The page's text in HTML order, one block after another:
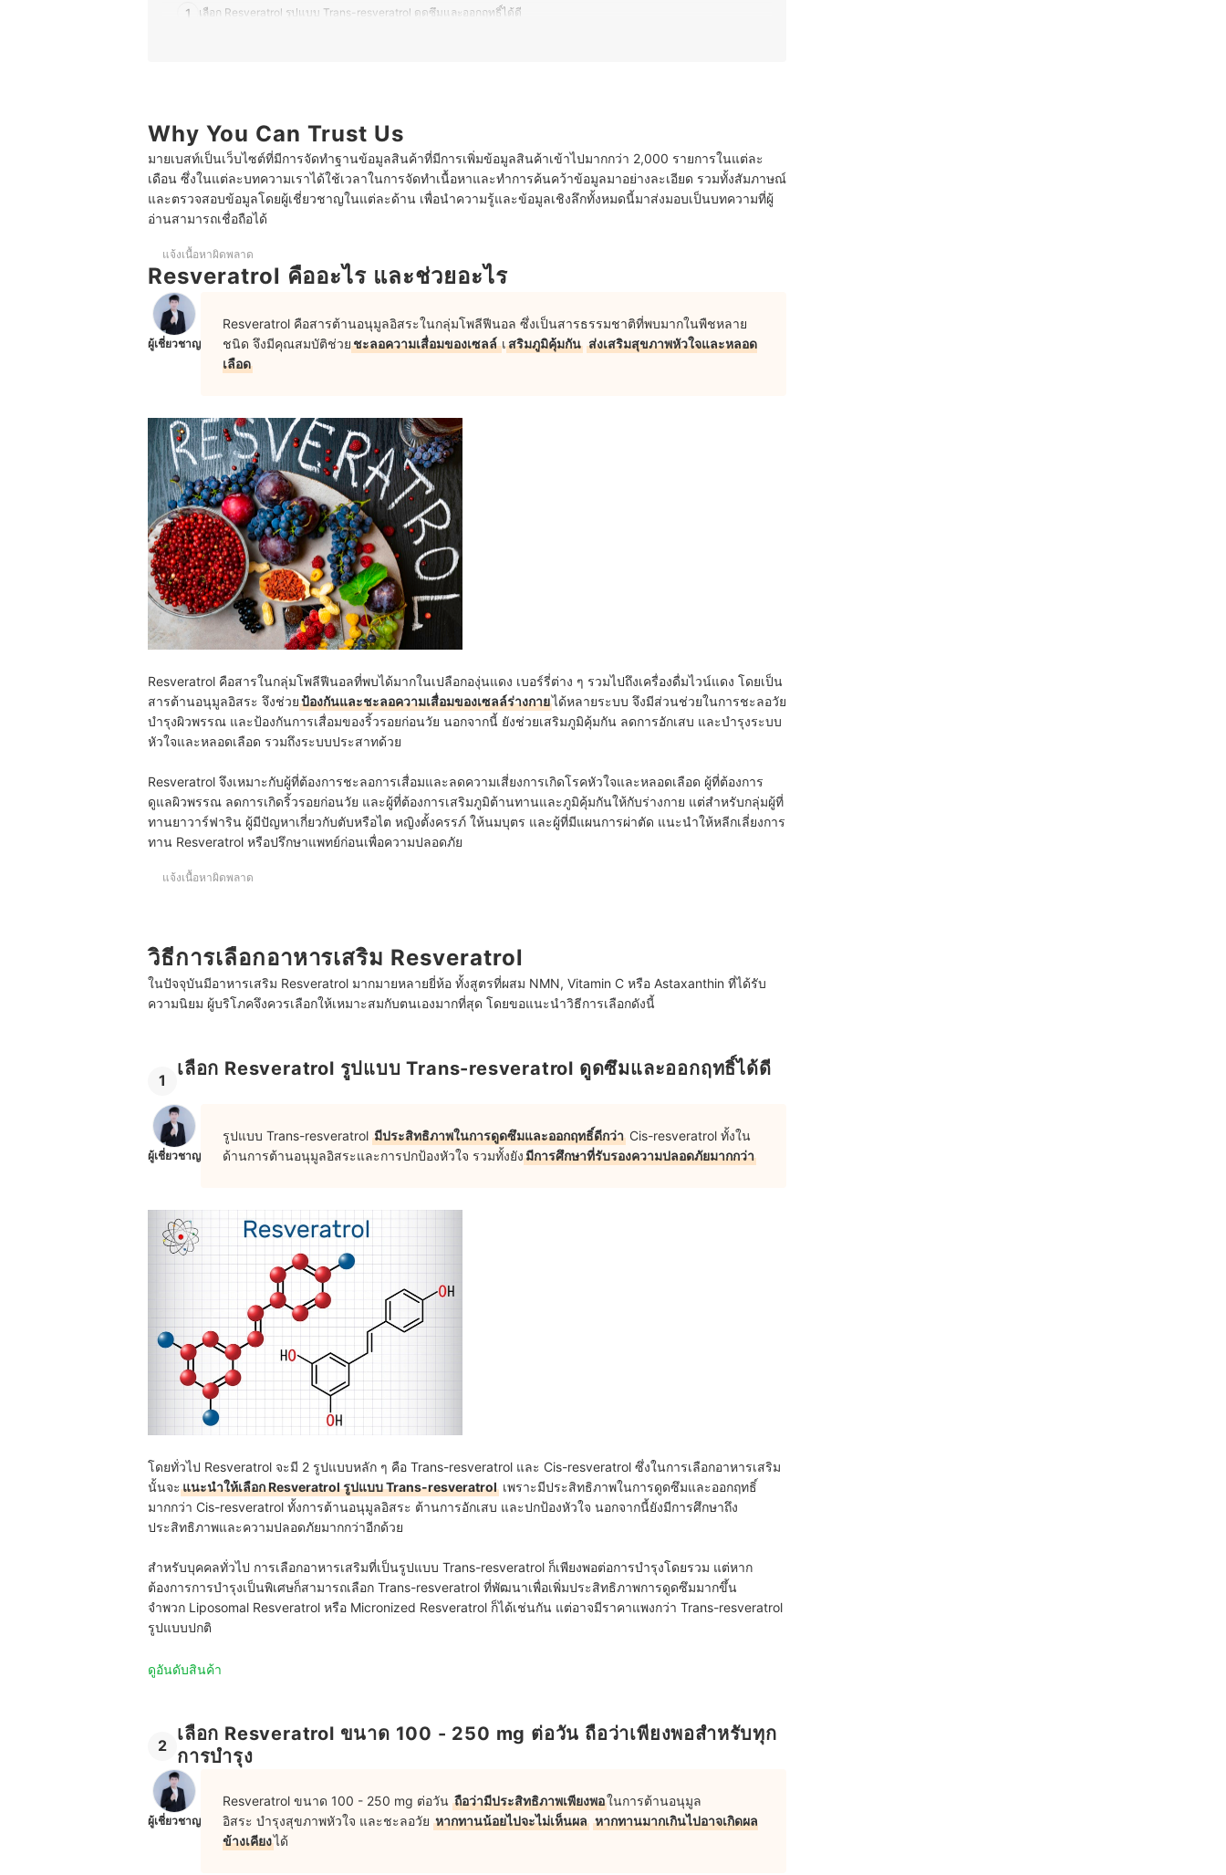
1 เลือก Resveratrol รูปแบบ Trans-resveratrol ดูดซึมและออกฤทธิ์ได้ดี
เลือก Resveratrol ที่บรรจุในบรรจุภัณฑ์ทึบแสงเพื่อลดการเสื่อมสภาพ
5 เลือก Resveratrol แบรนด์ที่ได้มาตรฐาน ไม่มีปนเปื้อนหรือสารที่ก่อให้เกิดการแพ้
10 Resveratrol ยี่ห้อไหนดี อาหารเสริม เรสเวอราทรอล
Resveratrol ห้ามกินกับอะไร
Resveratrol กับ Grape Seed อะไรดีกว่ากันในด้านการดูแลผิว
Why You Can Trust Us
มายเบสท์เป็นเว็บไซต์ที่มีการจัดทำฐานข้อมูลสินค้าที่มีการเพิ่มข้อมูลสินค้าเข้าไปมากกว่า 2,000 รายการในแต่ละ
เดือน ซึ่งในแต่ละบทความเราได้ใช้เวลาในการจัดทำเนื้อหาและทำการค้นคว้าข้อมูลมาอย่างละเอียด รวมทั้งสัมภาษณ์
และตรวจสอบข้อมูลโดยผู้เชี่ยวชาญในแต่ละด้าน เพื่อนำความรู้และข้อมูลเชิงลึกทั้งหมดนี้มาส่งมอบเป็นบทความที่ผู้
อ่านสามารถเชื่อถือได้
แจ้งเนื้อหาผิดพลาด
Resveratrol คืออะไร และช่วยอะไร
ผู้เชี่ยวชาญ
Resveratrol คือสารต้านอนุมูลอิสระในกลุ่มโพลีฟีนอล ซึ่งเป็นสารธรรมชาติที่พบมากในพืชหลาย
ชนิด จึงมีคุณสมบัติช่วยชะลอความเสื่อมของเซลล์เสริมภูมิคุ้มกัน ส่งเสริมสุขภาพหัวใจและหลอด
เลือด
Resveratrol คือสารในกลุ่มโพลีฟีนอลที่พบได้มากในเปลือกองุ่นแดง เบอร์รี่ต่าง ๆ รวมไปถึงเครื่องดื่มไวน์แดง โดยเป็น
สารต้านอนุมูลอิสระ จึงช่วยป้องกันและชะลอความเสื่อมของเซลล์ร่างกายได้หลายระบบ จึงมีส่วนช่วยในการชะลอวัย
บำรุงผิวพรรณ และป้องกันการเสื่อมของริ้วรอยก่อนวัย นอกจากนี้ ยังช่วยเสริมภูมิคุ้มกัน ลดการอักเสบ และบำรุงระบบ
หัวใจและหลอดเลือด รวมถึงระบบประสาทด้วย
Resveratrol จึงเหมาะกับผู้ที่ต้องการชะลอการเสื่อมและลดความเสี่ยงการเกิดโรคหัวใจและหลอดเลือด ผู้ที่ต้องการ
ดูแลผิวพรรณ ลดการเกิดริ้วรอยก่อนวัย และผู้ที่ต้องการเสริมภูมิต้านทานและภูมิคุ้มกันให้กับร่างกาย แต่สำหรับกลุ่มผู้ที่
ทานยาวาร์ฟาริน ผู้มีปัญหาเกี่ยวกับตับหรือไต หญิงตั้งครรภ์ ให้นมบุตร และผู้ที่มีแผนการผ่าตัด แนะนำให้หลีกเลี่ยงการ
ทาน Resveratrol หรือปรึกษาแพทย์ก่อนเพื่อความปลอดภัย
แจ้งเนื้อหาผิดพลาด
วิธีการเลือกอาหารเสริม Resveratrol
ในปัจจุบันมีอาหารเสริม Resveratrol มากมายหลายยี่ห้อ ทั้งสูตรที่ผสม NMN, Vitamin C หรือ Astaxanthin ที่ได้รับ
ความนิยม ผู้บริโภคจึงควรเลือกให้เหมาะสมกับตนเองมากที่สุด โดยขอแนะนำวิธีการเลือกดังนี้
1
เลือก Resveratrol รูปแบบ Trans-resveratrol ดูดซึมและออกฤทธิ์ได้ดี
ผู้เชี่ยวชาญ
รูปแบบ Trans-resveratrol มีประสิทธิภาพในการดูดซึมและออกฤทธิ์ดีกว่า Cis-resveratrol ทั้งใน
ด้านการต้านอนุมูลอิสระและการปกป้องหัวใจ รวมทั้งยังมีการศึกษาที่รับรองความปลอดภัยมากกว่า
โดยทั่วไป Resveratrol จะมี 2 รูปแบบหลัก ๆ คือ Trans-resveratrol และ Cis-resveratrol ซึ่งในการเลือกอาหารเสริม
นั้นจะแนะนำให้เลือก Resveratrol รูปแบบ Trans-resveratrol เพราะมีประสิทธิภาพในการดูดซึมและออกฤทธิ์
มากกว่า Cis-resveratrol ทั้งการต้านอนุมูลอิสระ ต้านการอักเสบ และปกป้องหัวใจ นอกจากนี้ยังมีการศึกษาถึง
ประสิทธิภาพและความปลอดภัยมากกว่าอีกด้วย
สำหรับบุคคลทั่วไป การเลือกอาหารเสริมที่เป็นรูปแบบ Trans-resveratrol ก็เพียงพอต่อการบำรุงโดยรวม แต่หาก
ต้องการการบำรุงเป็นพิเศษก็สามารถเลือก Trans-resveratrol ที่พัฒนาเพื่อเพิ่มประสิทธิภาพการดูดซึมมากขึ้น
จำพวก Liposomal Resveratrol หรือ Micronized Resveratrol ก็ได้เช่นกัน แต่อาจมีราคาแพงกว่า Trans-resveratrol
รูปแบบปกติ
ดูอันดับสินค้า
2
เลือก Resveratrol ขนาด 100 - 250 mg ต่อวัน ถือว่าเพียงพอสำหรับทุก
การบำรุง
ผู้เชี่ยวชาญ
Resveratrol ขนาด 100 - 250 mg ต่อวัน ถือว่ามีประสิทธิภาพเพียงพอในการต้านอนุมูล
อิสระ บำรุงสุขภาพหัวใจ และชะลอวัย หากทานน้อยไปจะไม่เห็นผล หากทานมากเกินไปอาจเกิดผล
ข้างเคียงได้